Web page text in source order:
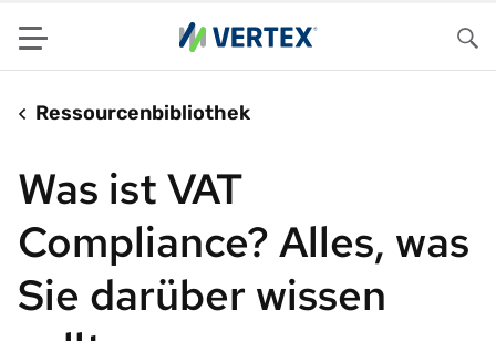
Menu
Ressourcenbibliothek
Was ist VAT
Compliance? Alles, was
Sie darüber wissen